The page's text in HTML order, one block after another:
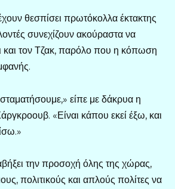
θεσπίσει πρωτόκολλα έκτακτης
συνεχίζουν ακούραστα να
και τον Τζακ, παρόλο που η κόπωση
είπε με δάκρυα η
«Είναι κάπου εκεί έξω, και
την προσοχή όλης της χώρας,
πολιτικούς και απλούς πολίτες να